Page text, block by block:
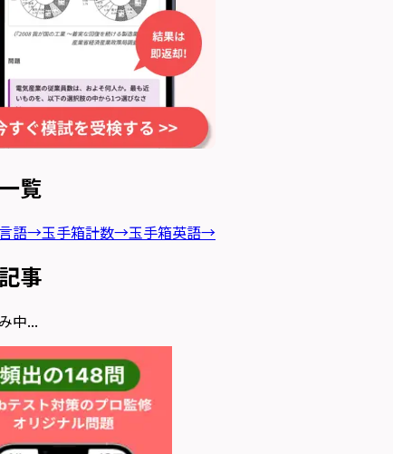
覧
語→玉手箱計数→玉手箱英語→
事
中...